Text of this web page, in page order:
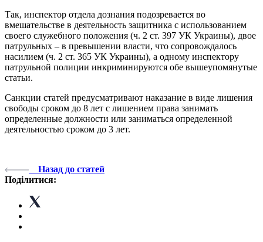
Так, инспектор отдела дознания подозревается во
вмешательстве в деятельность защитника с использованием
своего служебного положения (ч. 2 ст. 397 УК Украины), двое
патрульных – в превышении власти, что сопровождалось
насилием (ч. 2 ст. 365 УК Украины), а одному инспектору
патрульной полиции инкриминируются обе вышеупомянутые
статьи.
Санкции статей предусматривают наказание в виде лишения
свободы сроком до 8 лет с лишением права занимать
определенные должности или заниматься определенной
деятельностью сроком до 3 лет.
Назад до статей
Поділитися: